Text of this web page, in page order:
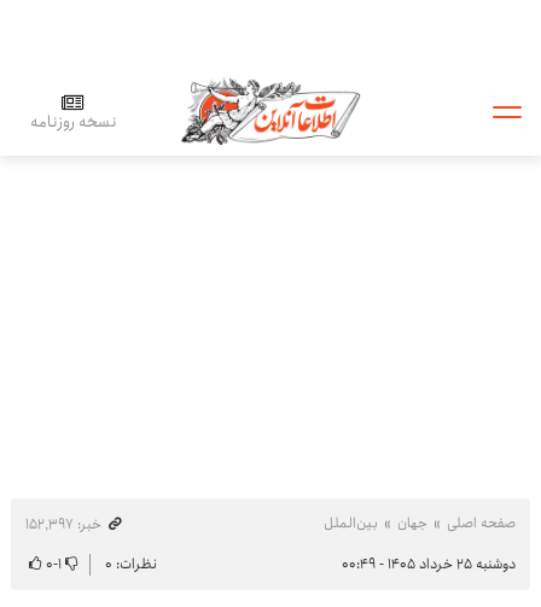
نسخه روزنامه
صفحه اصلی جهان بین‌الملل
خبر: ۱۵۲٬۳۹۷
دوشنبه ۲۵ خرداد ۱۴۰۵ - ۰۰:۴۹
نظرات: ۰ ۱-۰